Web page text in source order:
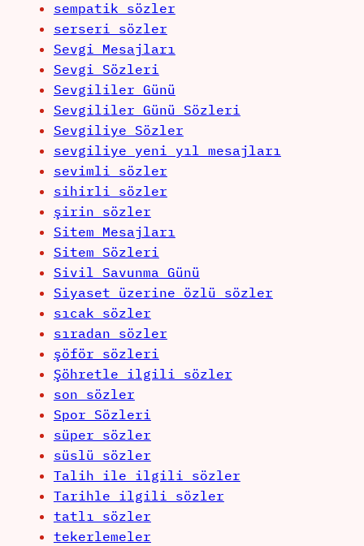
sempatik sözler
serseri sözler
Sevgi Mesajları
Sevgi Sözleri
Sevgililer Günü
Sevgililer Günü Sözleri
Sevgiliye Sözler
sevgiliye yeni yıl mesajları
sevimli sözler
sihirli sözler
şirin sözler
Sitem Mesajları
Sitem Sözleri
Sivil Savunma Günü
Siyaset üzerine özlü sözler
sıcak sözler
sıradan sözler
şöför sözleri
Şöhretle ilgili sözler
son sözler
Spor Sözleri
süper sözler
süslü sözler
Talih ile ilgili sözler
Tarihle ilgili sözler
tatlı sözler
tekerlemeler